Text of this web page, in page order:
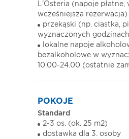
L'Osteria (napoje płatne,
wcześniejsza rezerwacja)
przekąski (np. ciastka,
wyznaczonych
lokalne napoje
bezalkoholowe w
10.00-24.00 (ostatnie
POKOJE
Standard
2-3 os. (ok. 25 m2)
dostawka dla 3. osoby